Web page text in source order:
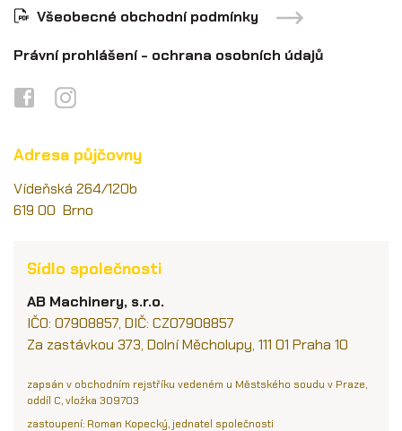
Všeobecné obchodní podmínky
Právní prohlášení - ochrana osobních údajů
Adresa půjčovny
Vídeňská 264/120b
619 00 Brno
Sídlo společnosti
AB Machinery, s.r.o.
IČO: 07908857, DIČ: CZ07908857
Za zastávkou 373, Dolní Měcholupy, 111 01 Praha 10
zapsán v obchodním rejstříku vedeném u Městského soudu v Praze,
oddíl C, vložka 309703
zastoupení: Roman Kopecký, jednatel společnosti